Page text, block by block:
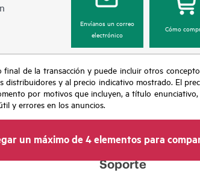
Envíanos un correo
electrónico
Cómo
de la transacción y puede incluir otros
y al precio indicativo mostrado. El
por motivos que incluyen, a título
y errores en los anuncios.
un máximo de 4 elementos para
Soporte